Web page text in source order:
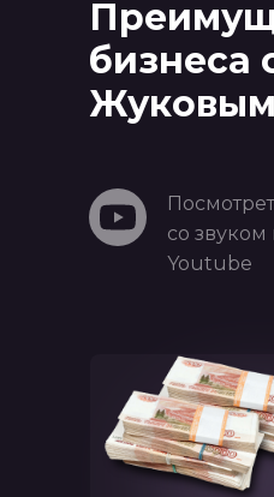
бизнеса
Жуковым
со звуком
Youtube